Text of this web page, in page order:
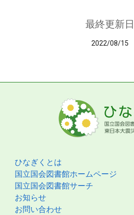
最終更新日
2022/08/15
ひなぎくとは
国立国会図書館ホームページ
国立国会図書館サーチ
お知らせ
お問い合わせ